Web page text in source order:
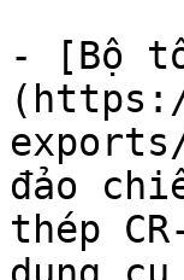
- [Bộ
đảo
thép